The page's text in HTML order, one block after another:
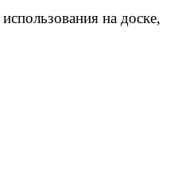
на доске,